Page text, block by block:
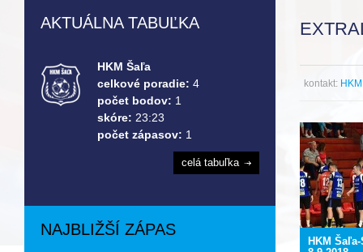
kontakt:
HKM
AKTUÁLNA TABUĽKA
HKM Šaľa
celkové poradie: 4
počet bodov: 1
skóre: 23:23
počet zápasov: 1
celá tabuľka
NAJBLIŽŠÍ ZÁPAS